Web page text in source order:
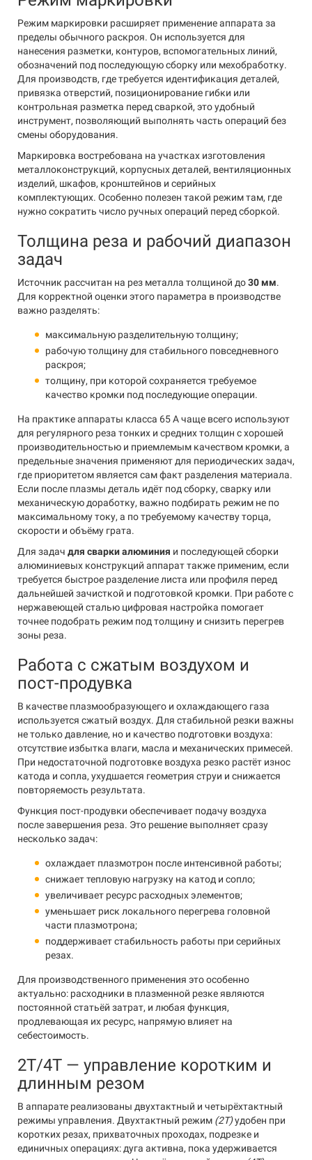
Режим маркировки расширяет применение аппарата за
пределы обычного раскроя. Он используется для
нанесения разметки, контуров, вспомогательных линий,
обозначений под последующую сборку или мехобработку.
Для производств, где требуется идентификация деталей,
привязка отверстий, позиционирование гибки или
контрольная разметка перед сваркой, это удобный
инструмент, позволяющий выполнять часть операций без
смены оборудования.
Маркировка востребована на участках изготовления
металлоконструкций, корпусных деталей, вентиляционных
изделий, шкафов, кронштейнов и серийных
комплектующих. Особенно полезен такой режим там, где
нужно сократить число ручных операций перед сборкой.
Толщина реза и рабочий диапазон
задач
Источник рассчитан на рез металла толщиной до30 мм.
Для корректной оценки этого параметра в производстве
важно разделять:
максимальную разделительную толщину;
рабочую толщину для стабильного повседневного
раскроя;
толщину, при которой сохраняется требуемое
качество кромки под последующие операции.
На практике аппараты класса 65 А чаще всего используют
для регулярного реза тонких и средних толщин с хорошей
производительностью и приемлемым качеством кромки, а
предельные значения применяют для периодических задач,
где приоритетом является сам факт разделения материала.
Если после плазмы деталь идёт под сборку, сварку или
механическую доработку, важно подбирать режим не по
максимальному току, а по требуемому качеству торца,
скорости и объёму грата.
Для задач для сварки алюминия и последующей сборки
алюминиевых конструкций аппарат также применим, если
требуется быстрое разделение листа или профиля перед
дальнейшей зачисткой и подготовкой кромки. При работе с
нержавеющей сталью цифровая настройка помогает
точнее подобрать режим под толщину и снизить перегрев
зоны реза.
Работа с сжатым воздухом и
пост-продувка
В качестве плазмообразующего и охлаждающего газа
используется сжатый воздух. Для стабильной резки важны
не только давление, но и качество подготовки воздуха:
отсутствие избытка влаги, масла и механических примесей.
При недостаточной подготовке воздуха резко растёт износ
катода и сопла, ухудшается геометрия струи и снижается
повторяемость результата.
Функция пост-продувки обеспечивает подачу воздуха
после завершения реза. Это решение выполняет сразу
несколько задач:
охлаждает плазмотрон после интенсивной работы;
снижает тепловую нагрузку на катод и сопло;
увеличивает ресурс расходных элементов;
уменьшает риск локального перегрева головной
части плазмотрона;
поддерживает стабильность работы при серийных
резах.
Для производственного применения это особенно
актуально: расходники в плазменной резке являются
постоянной статьёй затрат, и любая функция,
продлевающая их ресурс, напрямую влияет на
себестоимость.
2T/4T — управление коротким и
длинным резом
В аппарате реализованы двухтактный и четырёхтактный
режимы управления. Двухтактный режим (2T)удобен при
коротких резах, прихваточных проходах, подрезке и
единичных операциях: дуга активна, пока удерживается